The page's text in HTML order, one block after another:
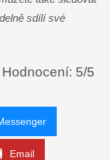
sdílí své
Hodnocení: 5/5
Email